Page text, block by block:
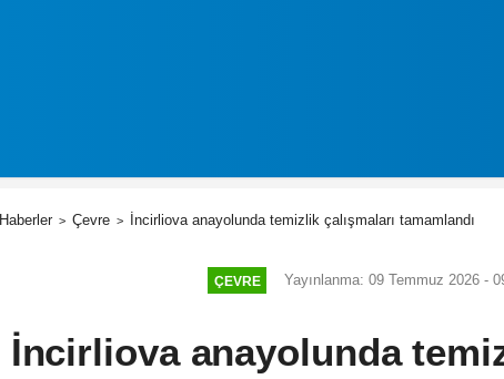
Haberler Çevre İncirliova anayolunda temizlik çalışmaları tamamlandı
ÇEVRE Yayınlanma: 09 Temmuz 2026 -
İncirliova anayolunda